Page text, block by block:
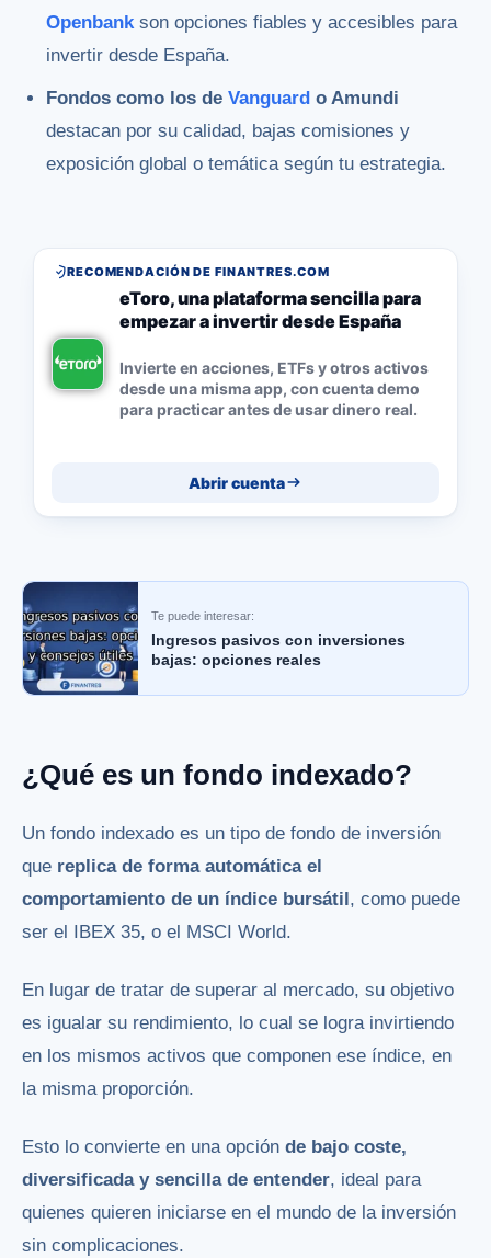
Openbank son opciones fiables y accesibles para
invertir desde España.
Fondos como los deVanguard o Amundi
destacan por su calidad, bajas comisiones y
exposición global o temática según tu estrategia.
RECOMENDACIÓN DE FINANTRES.COM
eToro, una plataforma sencilla para
empezar a invertir desde España
Invierte en acciones, ETFs y otros activos
desde una misma app, con cuenta demo
para practicar antes de usar dinero real.
Abrir cuenta
Te puede interesar:
Ingresos pasivos con inversiones
bajas: opciones reales
¿Qué es un fondo indexado?
Un fondo indexado es un tipo de fondo de inversión
que replica de forma automática el
comportamiento de un índice bursátil, como puede
ser el IBEX 35, o el MSCI World.
En lugar de tratar de superar al mercado, su objetivo
es igualar su rendimiento, lo cual se logra invirtiendo
en los mismos activos que componen ese índice, en
la misma proporción.
Esto lo convierte en una opción de bajo coste,
diversificada y sencilla de entender, ideal para
quienes quieren iniciarse en el mundo de la inversión
sin complicaciones.